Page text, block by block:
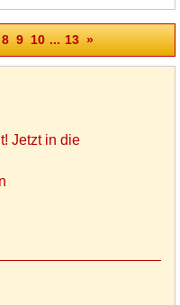
8 9 10 ... 13 »
Jetzt in die